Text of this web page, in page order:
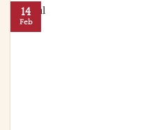
14
Feb